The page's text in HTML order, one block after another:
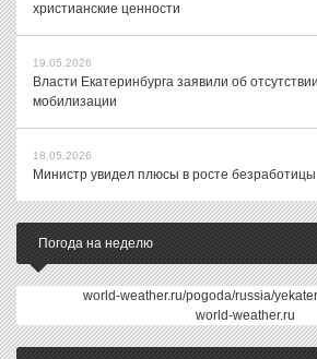
христианские ценности
19.05.2026
Власти Екатеринбурга заявили об
мобилизации
18.05.2026
Министр увидел плюсы в росте безработицы
Погода на неделю
world-weather.ru/pogoda/russia/
world-weather.ru